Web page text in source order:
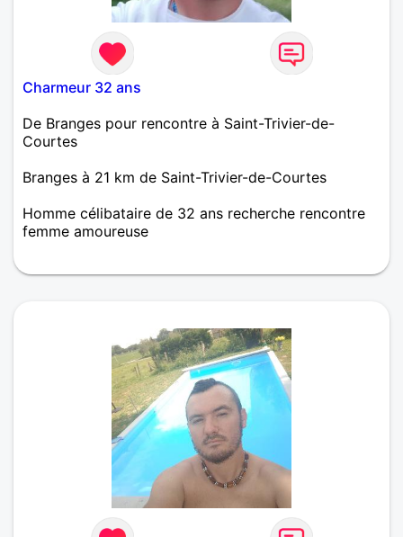
Charmeur 32 ans
De Branges pour rencontre à Saint-Trivier-de-
Courtes
Branges à 21 km de Saint-Trivier-de-Courtes
Homme célibataire de 32 ans recherche rencontre
femme amoureuse
connaissance avec une femme qui recherche la